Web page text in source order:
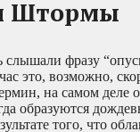
Штормы
слышали фразу
это, возможно,
на самом деле
образуются
того, что